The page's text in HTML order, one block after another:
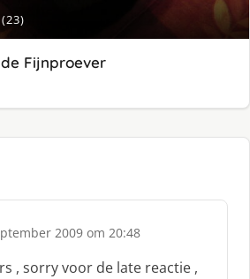
Fijnproever
2009 om 20:48
, sorry voor de late reactie ,